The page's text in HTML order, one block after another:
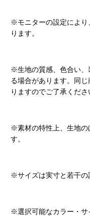
※モニターの設定により
ります。
※生地の質感、色合い、
る場合があります。同
りますのでご了承くださ
※素材の特性上、生地の
す。
※サイズは実寸と若干の
※選択可能なカラー・サ